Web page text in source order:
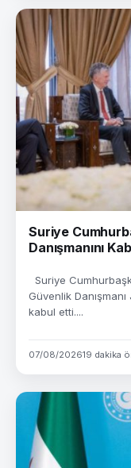
Suriye
Danışmanını
Suriye
Güvenlik
kabul etti....
07/08/202619 dakika